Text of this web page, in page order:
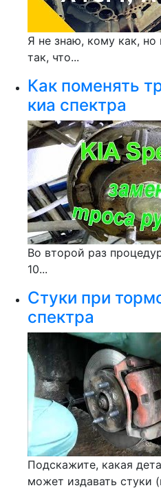
Я не знаю, кому как,
так, что...
Как поменять
киа спектра
Во второй раз
10...
Стуки при
спектра
Подскажите, какая
может издавать стуки